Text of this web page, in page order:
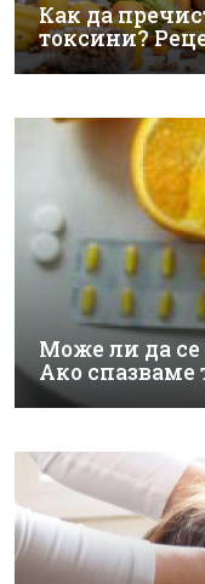
Как да
токсини?
Може ли да се
Ако спазваме